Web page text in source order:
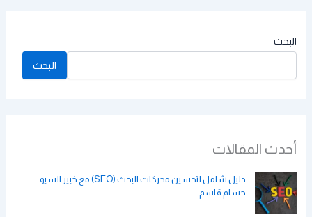
البحث
البحث
أحدث المقالات
دليل شامل لتحسين محركات البحث (SEO) مع خبير السيو
حسام قاسم